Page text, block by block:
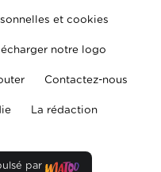
et cookies
notre logo
Contactez-nous
La rédaction
par